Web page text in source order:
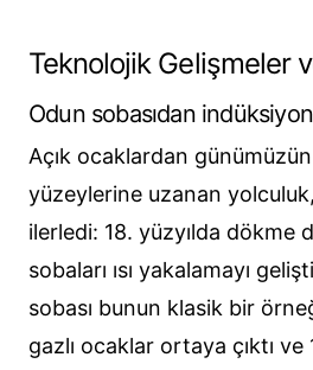
Teknolojik Gelişmeler
Odun sobasıdan
Açık ocaklardan günümüzün
yüzeylerine uzanan
ilerledi: 18. yüzyılda dökme
sobaları ısı yakalamayı
sobası bunun klasik bir
gazlı ocaklar ortaya çıktı ve